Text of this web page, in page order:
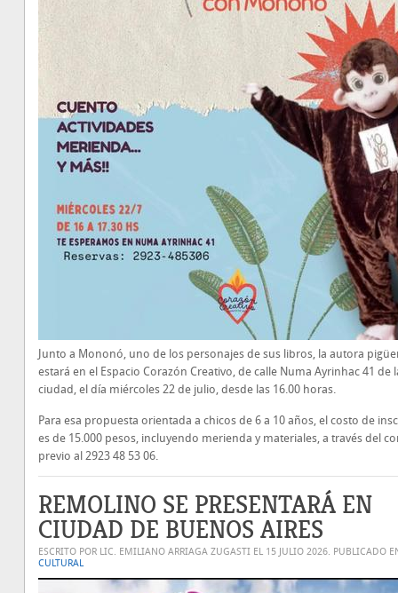
Junto a Mononó, uno de los personajes de sus libros, la autora
estará en el Espacio Corazón Creativo, de calle Numa Ayrinhac 41 de
ciudad, el día miércoles 22 de julio, desde las 16.00 horas.
Para esa propuesta orientada a chicos de 6 a 10 años, el costo de
es de 15.000 pesos, incluyendo merienda y materiales, a través del
previo al 2923 48 53 06.
REMOLINO SE PRESENTARÁ EN
CIUDAD DE BUENOS AIRES
ESCRITO POR LIC. EMILIANO ARRIAGA ZUGASTI EL 15 JULIO 2026. PUBLICADO
CULTURAL